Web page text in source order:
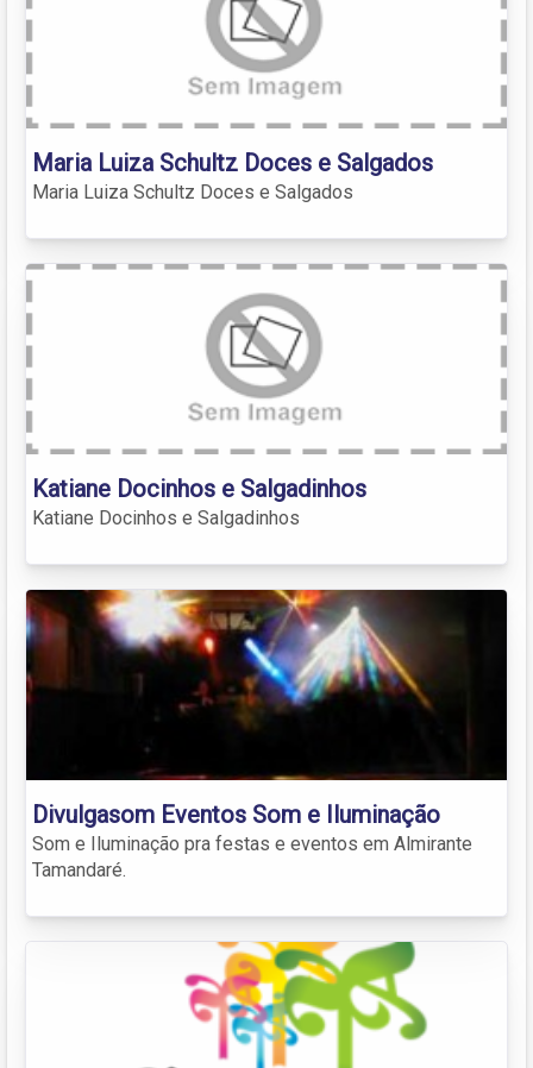
Maria Luiza Schultz Doces e Salgados
Maria Luiza Schultz Doces e Salgados
Katiane Docinhos e Salgadinhos
Katiane Docinhos e Salgadinhos
Divulgasom Eventos Som e Iluminação
Som e Iluminação pra festas e eventos em Almirante
Tamandaré.